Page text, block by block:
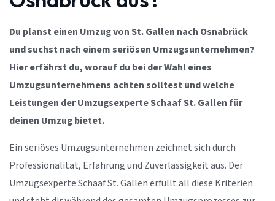
Du planst einen Umzug von St. Gallen nach Osnabrück
und suchst nach einem seriösen Umzugsunternehmen?
Hier erfährst du, worauf du bei der Wahl eines
Umzugsunternehmens achten solltest und welche
Leistungen der Umzugsexperte Schaaf St. Gallen für
deinen Umzug bietet.
Ein seriöses Umzugsunternehmen zeichnet sich durch
Professionalität, Erfahrung und Zuverlässigkeit aus. Der
Umzugsexperte Schaaf St. Gallen erfüllt all diese Kriterien